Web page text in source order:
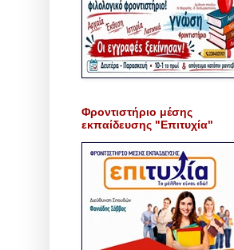
Φροντιστήριο μέσης
εκπαίδευσης "Επιτυχία"